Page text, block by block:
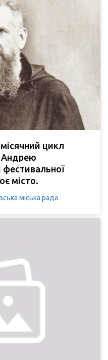
цикл
Андрею
місто.
міська рада